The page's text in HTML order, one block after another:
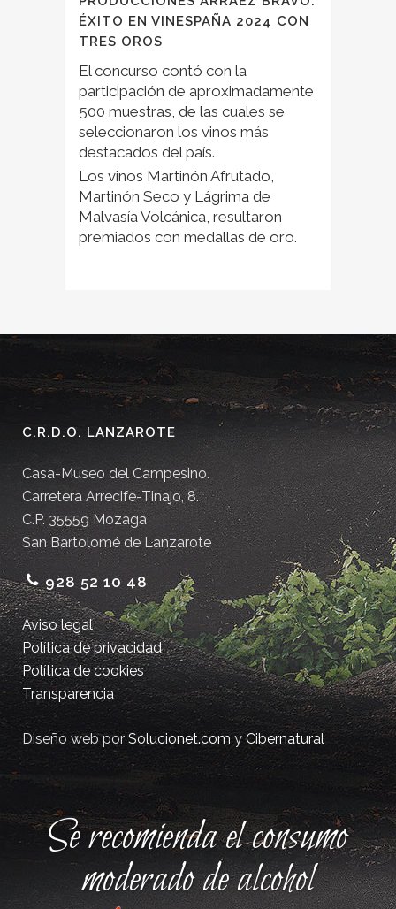
ÉXITO EN VINESPAÑA 2024 CON
TRES OROS
El concurso contó con la
participación de aproximadamente
500 muestras, de las cuales se
seleccionaron los vinos más
destacados del país.
Los vinos Martinón Afrutado,
Martinón Seco y Lágrima de
Malvasía Volcánica, resultaron
premiados con medallas de oro.
C.R.D.O. LANZAROTE
Casa-Museo del Campesino.
Carretera Arrecife-Tinajo, 8.
C.P. 35559 Mozaga
San Bartolomé de Lanzarote
928 52 10 48
Aviso legal
Política de privacidad
Política de cookies
Transparencia
Diseño web porSolucionet.comyCibernatural
Se recomienda el consumo
moderado de alcohol